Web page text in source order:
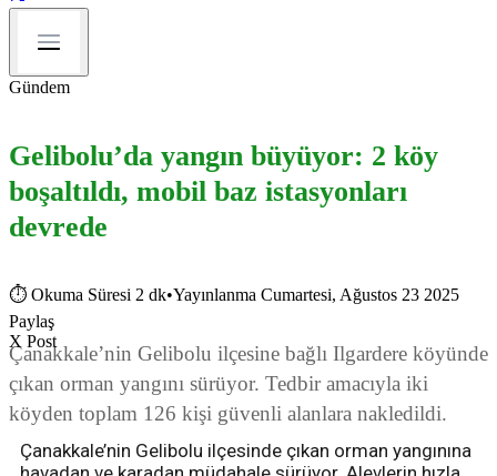
Gündem
Gelibolu’da yangın büyüyor: 2 köy
boşaltıldı, mobil baz istasyonları
devrede
⏱ Okuma Süresi 2 dk•Yayınlanma Cumartesi, Ağustos 23 2025
Paylaş
X Post
Çanakkale’nin Gelibolu ilçesine bağlı Ilgardere köyünde
çıkan orman yangını sürüyor. Tedbir amacıyla iki
köyden toplam 126 kişi güvenli alanlara nakledildi.
Çanakkale’nin Gelibolu ilçesinde çıkan orman yangınına